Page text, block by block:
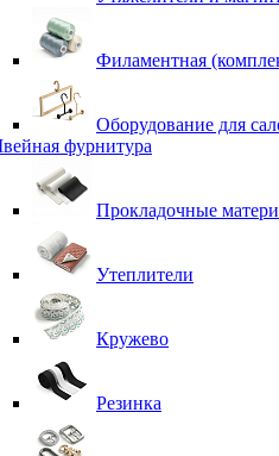
Филаментная
Оборудование для
фурнитура
Прокладочные
Утеплители
Кружево
Резинка